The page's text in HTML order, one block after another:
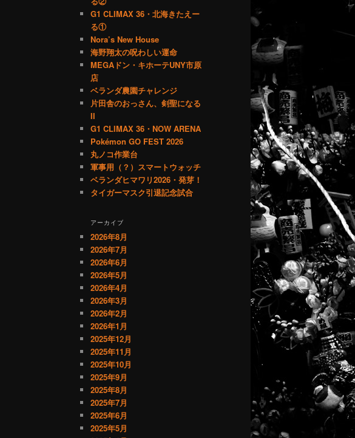
G1 CLIMAX 36・北海きたえー
る①
Nora’s New House
海野翔太の呪わしい運命
MEGAドン・キホーテUNY市原
店
ベランダ農園チャレンジ
片田舎のおっさん、剣聖になる
II
G1 CLIMAX 36・NOW ARENA
Pokémon GO FEST 2026
丸ノコ作業台
軍事用（？）スマートウォッチ
ベランダヒマワリ2026・発芽！
タイガーマスク引退記念試合
アーカイブ
2026年8月
2026年7月
2026年6月
2026年5月
2026年4月
2026年3月
2026年2月
2026年1月
2025年12月
2025年11月
2025年10月
2025年9月
2025年8月
2025年7月
2025年6月
2025年5月